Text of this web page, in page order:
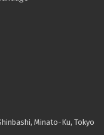
Minato-Ku, Tokyo